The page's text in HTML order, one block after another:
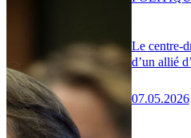
Le centre-
d’un allié
07.05.2026